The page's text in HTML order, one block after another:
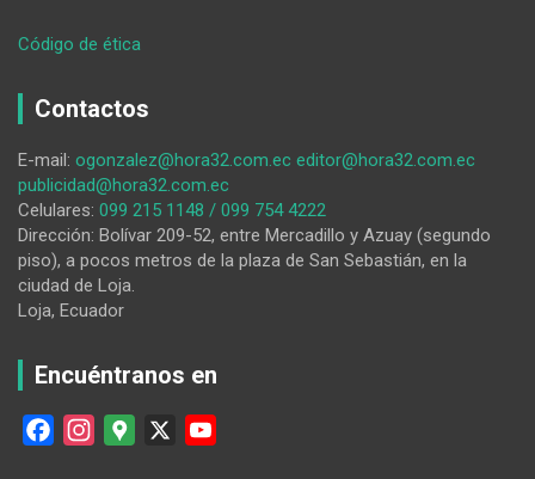
Código de ética
llueve
no
escampe…
Contactos
E-mail: ogonzalez@hora32.com.ec editor@hora32.com.ec
publicidad@hora32.com.ec
Celulares: 099 215 1148 / 099 754 4222
Dirección: Bolívar 209-52, entre Mercadillo y Azuay (segundo
piso), a pocos metros de la plaza de San Sebastián, en la
ciudad de Loja.
Loja, Ecuador
Encuéntranos en